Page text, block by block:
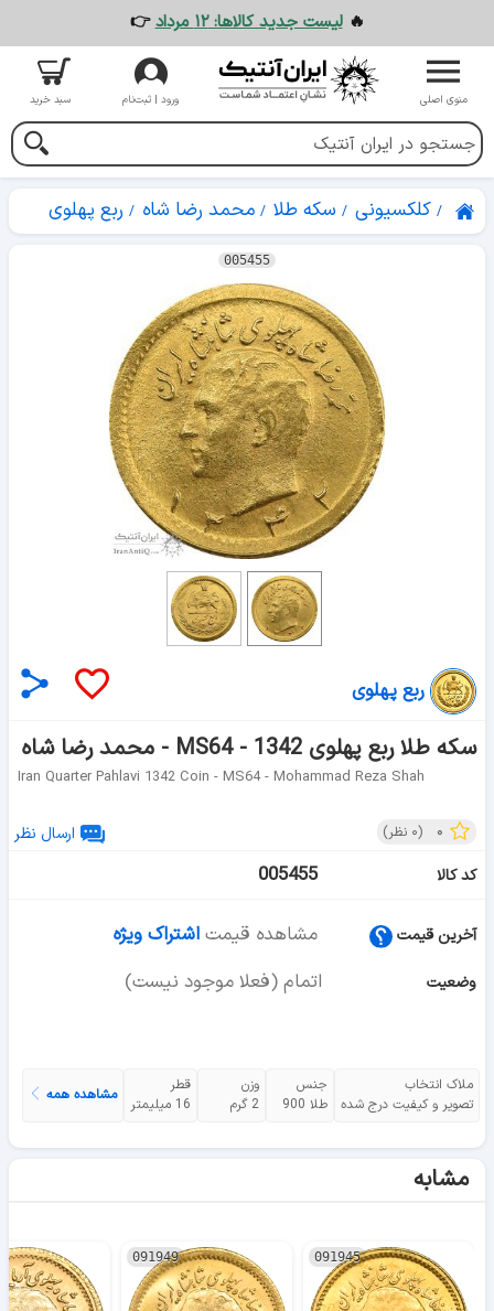
🔥لیست جدید کالاها: ۱۲ مرداد 👉
منوی اصلی ورود | ثبت‌نام سبد خرید
کلکسیونی سکه طلا محمد رضا شاه ربع پهلوی
005455
ربع پهلوی
سکه طلا ربع پهلوی 1342 - MS64 - محمد رضا شاه
Iran Quarter Pahlavi 1342 Coin - MS64 - Mohammad Reza Shah
۰ (۰ نظر)
ارسال نظر
کد کالا
005455
آخرین قیمت مشاهده قیمت اشتراک ویژه
وضعیت اتمام (فعلا موجود نیست)
ملاک انتخاب
تصویر و کیفیت درج شده
جنس
طلا 900
وزن
2 گرم
قطر
16 میلیمتر
مشاهده همه
مشابه
091945
091949